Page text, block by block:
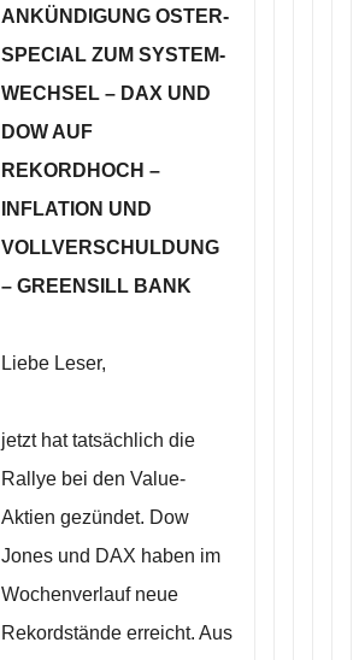
ANKÜNDIGUNG OSTER-
SPECIAL ZUM SYSTEM-
WECHSEL – DAX UND
DOW AUF
REKORDHOCH –
INFLATION UND
VOLLVERSCHULDUNG
– GREENSILL BANK
Liebe Leser,
jetzt hat tatsächlich die
Rallye bei den Value-
Aktien gezündet. Dow
Jones und DAX haben im
Wochenverlauf neue
Rekordstände erreicht. Aus